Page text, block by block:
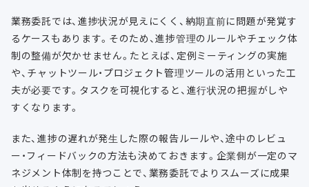
業務委託では、進捗状況が見えにくく、納期直前に問題が発覚す
るケースもあります。そのため、進捗管理のルールやチェック体
制の整備が欠かせません。たとえば、定例ミーティングの実施
や、チャットツール・プロジェクト管理ツールの活用といった工
夫が必要です。タスクを可視化すると、進行状況の把握がしや
すくなります。
また、進捗の遅れが発生した際の報告ルールや、途中のレビュ
ー・フィードバックの方法も決めておきます。企業側が一定のマ
ネジメント体制を持つことで、業務委託でよりスムーズに成果